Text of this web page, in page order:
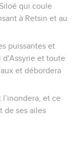
qui coule
à Retsin et au
puissantes et
d'Assyrie et toute
et débordera
et ce
de ses ailes